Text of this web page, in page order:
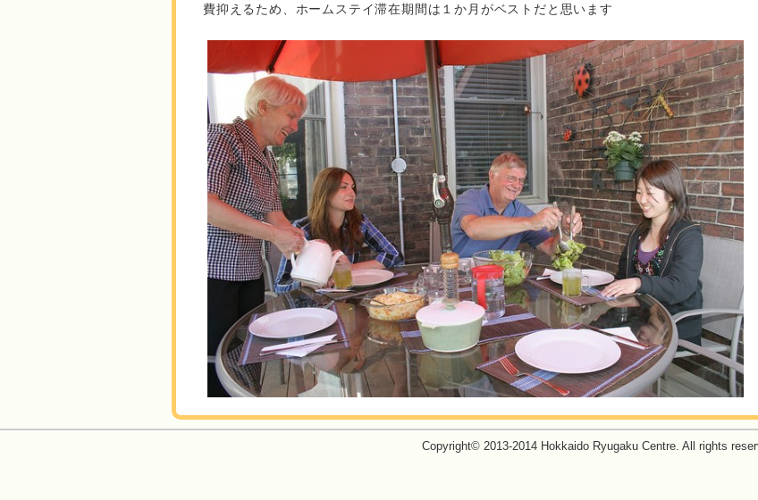
費抑えるため、ホームステイ滞在期間は１か月がベストだと思います
Copyright© 2013-2014 Hokkaido Ryugaku Centre. All rights